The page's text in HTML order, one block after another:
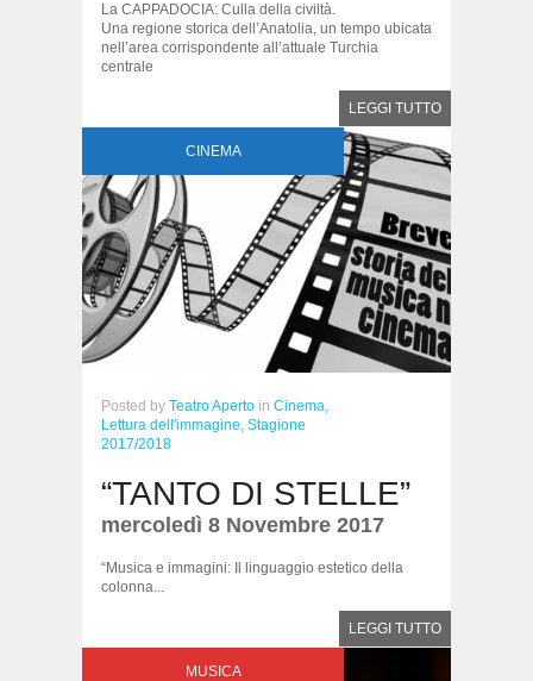
La CAPPADOCIA: Culla della civiltà.
Una regione storica dell’Anatolia, un tempo ubicata
nell’area corrispondente all’attuale Turchia
centrale
LEGGI TUTTO
CINEMA
Posted by Teatro Aperto in Cinema,
Lettura dell'immagine, Stagione
2017/2018
“TANTO DI STELLE”
mercoledì 8 Novembre 2017
“Musica e immagini: Il linguaggio estetico della
colonna...
LEGGI TUTTO
MUSICA